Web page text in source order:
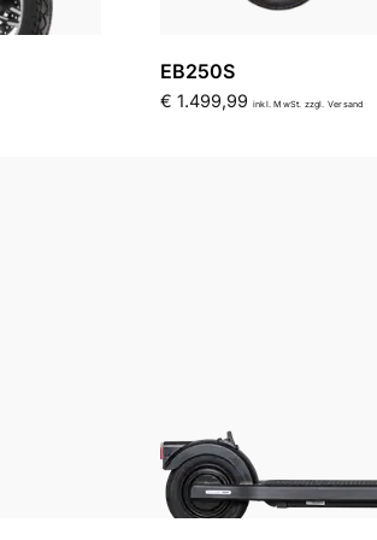
EB250S
€ 1.499,99 inkl. MwSt. zzgl. Versand